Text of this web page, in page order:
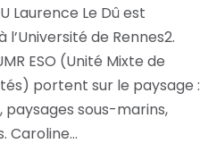
Laurence Le Dû est
de Rennes2.
ESO (Unité Mixte de
portent sur le paysage :
sous-marins,
Caroline…